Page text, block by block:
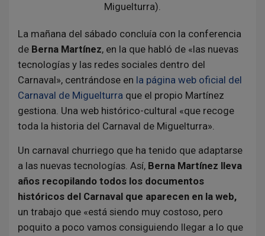
Miguelturra).
La mañana del sábado concluía con la conferencia
de Berna Martínez, en la que habló de «las nuevas
tecnologías y las redes sociales dentro del
Carnaval», centrándose en la página web oficial del
Carnaval de Miguelturra que el propio Martínez
gestiona. Una web histórico-cultural «que recoge
toda la historia del Carnaval de Miguelturra».
Un carnaval churriego que ha tenido que adaptarse
a las nuevas tecnologías. Así, Berna Martínez lleva
años recopilando todos los documentos
históricos del Carnaval que aparecen en la web,
un trabajo que «está siendo muy costoso, pero
poquito a poco vamos consiguiendo llegar a lo que